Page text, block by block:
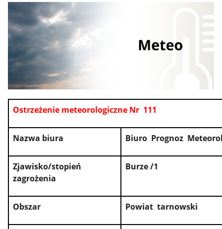
Ostrzeżenie meteorologiczne Nr 111
Nazwa biura Biuro Prognoz
Zjawisko/stopień
zagrożenia
Burze /1
Obszar Powiat tarnowski